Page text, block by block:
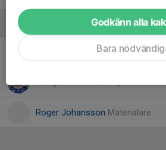
Ledare
Dennis JohanssonLagledare,
Hampus JonassonSpelande
Roger Johansson Materialare
Godkänn alla
Bara